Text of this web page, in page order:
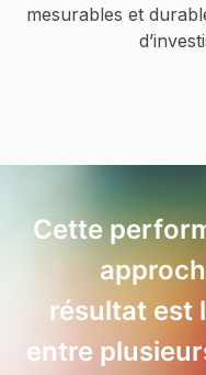
mesurables et
Cette
résultat est
entre